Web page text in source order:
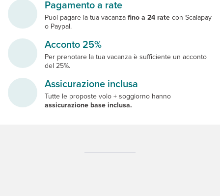
Pagamento a rate
Puoi pagare la tua vacanzafino a 24 ratecon Scalapay
o Paypal.
Acconto 25%
Per prenotare la tua vacanza è sufficiente un acconto
del 25%.
Assicurazione inclusa
Tutte le proposte volo + soggiorno hanno
assicurazione base inclusa.